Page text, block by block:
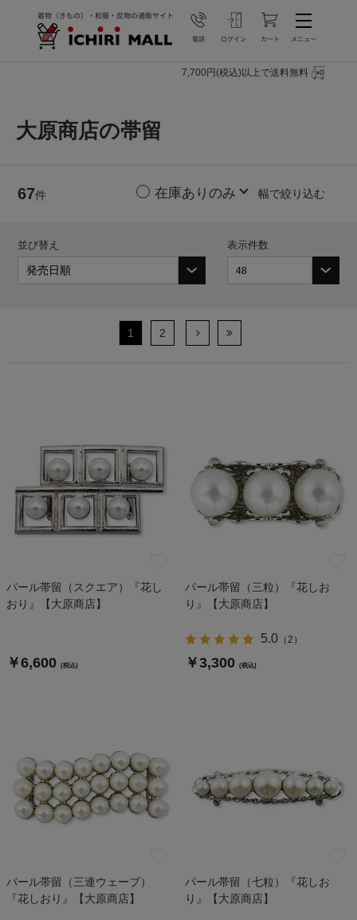
7,700円(税込)以上で送料無料
大原商店の帯留
67件 幅で絞り込む
並び替え 表示件数
1 2
パール帯留（スクエア）『花し
おり』【大原商店】
￥6,600 (税込)
パール帯留（三粒）『花しお
り』【大原商店】
5.0（2 ）
￥3,300 (税込)
パール帯留（三連ウェーブ）
『花しおり』【大原商店】
パール帯留（七粒）『花しお
り』【大原商店】